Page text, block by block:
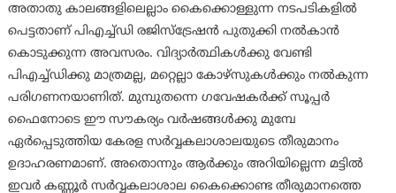
അതാതു കാലങ്ങളിലെല്ലാം കൈക്കൊള്ളുന്ന നടപടികളിൽ
പെട്ടതാണ് പിഎച്ച്ഡി രജിസ്ട്രേഷൻ പുതുക്കി നൽകാൻ
കൊടുക്കുന്ന അവസരം. വിദ്യാർത്ഥികൾക്കു വേണ്ടി
പിഎച്ച്ഡിക്കു മാത്രമല്ല, മറ്റെല്ലാ കോഴ്സുകൾക്കും നൽകുന്ന
പരിഗണനയാണിത്. മുമ്പുതന്നെ ഗവേഷകർക്ക് സൂപ്പർ
ഫൈനോടെ ഈ സൗകര്യം വർഷങ്ങൾക്കു മുമ്പേ
ഏർപ്പെടുത്തിയ കേരള സർവ്വകലാശാലയുടെ തീരുമാനം
ഉദാഹരണമാണ്. അതൊന്നും ആർക്കും അറിയില്ലെന്ന മട്ടിൽ
ഇവർ കണ്ണൂർ സർവ്വകലാശാല കൈക്കൊണ്ട തീരുമാനത്തെ